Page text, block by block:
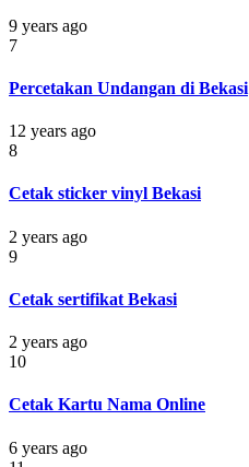
9 years ago
7
Percetakan Undangan di Bekasi
12 years ago
8
Cetak sticker vinyl Bekasi
2 years ago
9
Cetak sertifikat Bekasi
2 years ago
10
Cetak Kartu Nama Online
6 years ago